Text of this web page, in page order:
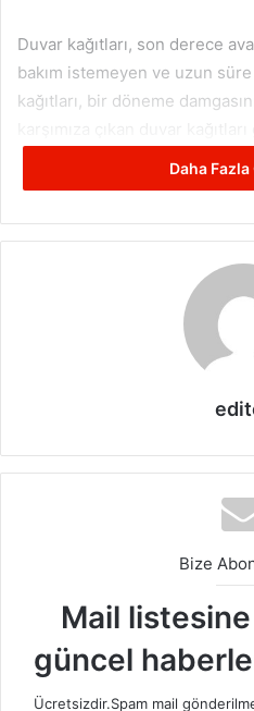
Duvar kağıtları, son derece
bakım istemeyen ve uzun süre
kağıtları, bir döneme
kağıtları
Mutfak Dekorasyonunda Duvar
Mutfak dekorasyonunda
yaparken, öncelikle
Daha
Bize
Mail
güncel
Ücretsizdir.Spam mail